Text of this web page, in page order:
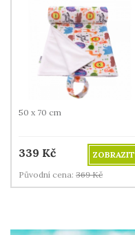
50 x 70 cm
339 Kč
ZOBRAZIT
Původní cena: 369 Kč